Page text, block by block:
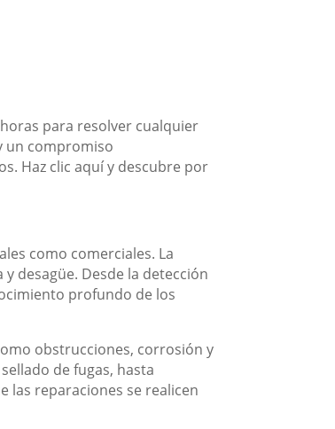
para resolver cualquier
un compromiso
Haz clic aquí y descubre por
como comerciales. La
desagüe. Desde la detección
profundo de los
obstrucciones, corrosión y
de fugas, hasta
las reparaciones se realicen